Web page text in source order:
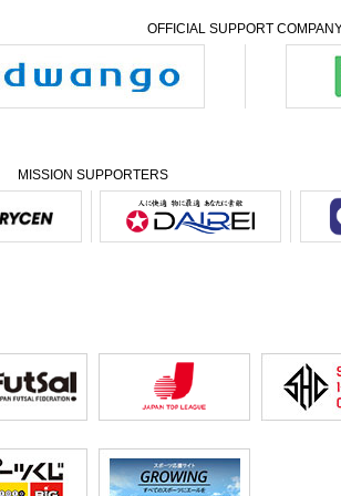
OFFICIAL SUPPORT
MISSION SUPPORTERS